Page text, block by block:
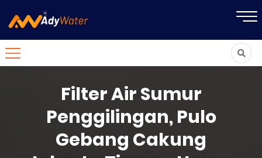
Filter Air Sumur
Penggilingan, Pulo
Gebang Cakung